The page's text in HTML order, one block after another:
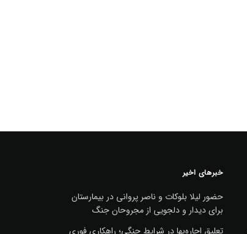
خبرهای اخیر
حضور لیلا بلوکات و ناصر پروانی در بیمارستان
برای دیدار و دلجویی از مجروحان جنگ
تعلیق اجاره‌بها در شرایط جنگی؛ راهکاری فوری